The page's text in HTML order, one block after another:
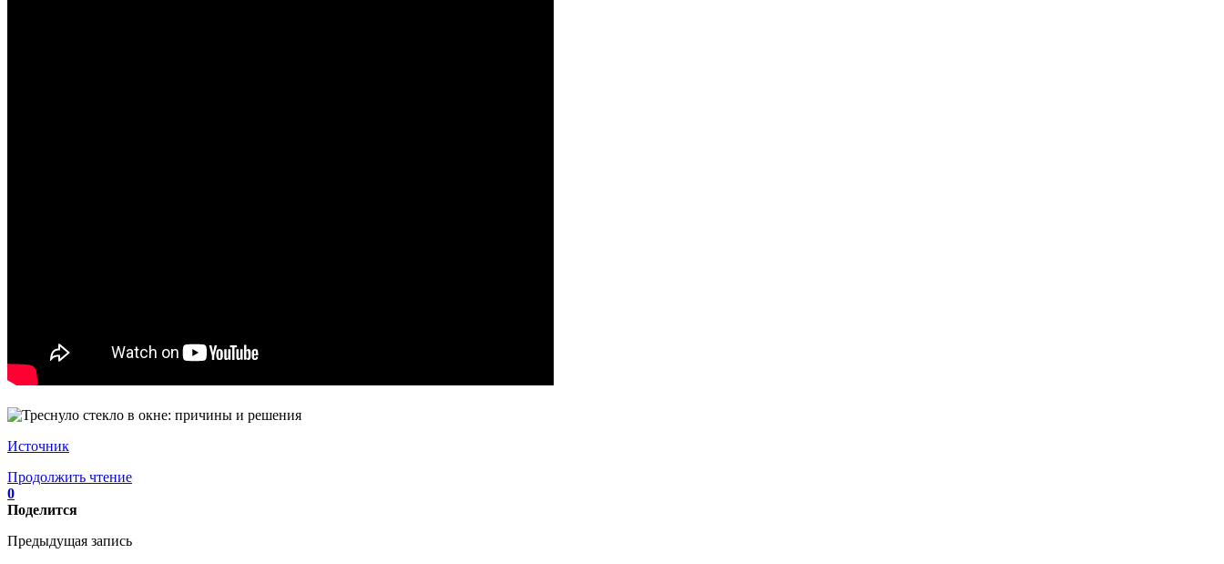
Источник
Продолжить чтение
0
Поделится
Предыдущая запись